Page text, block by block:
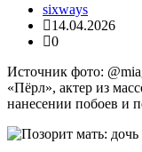
sixways
14.04.2026
0
Источник фото:
«Пёрл», актер из
нанесении побоев и